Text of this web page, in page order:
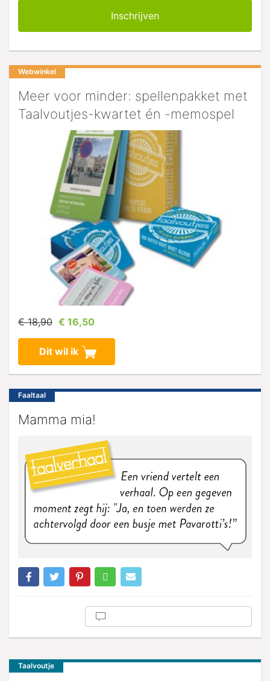
Webwinkel
Meer voor minder: spellenpakket met
Taalvoutjes-kwartet én -memospel
€ 18,90 € 16,50
Dit wil ik
Faaltaal
Mamma mia!
Taalvoutje